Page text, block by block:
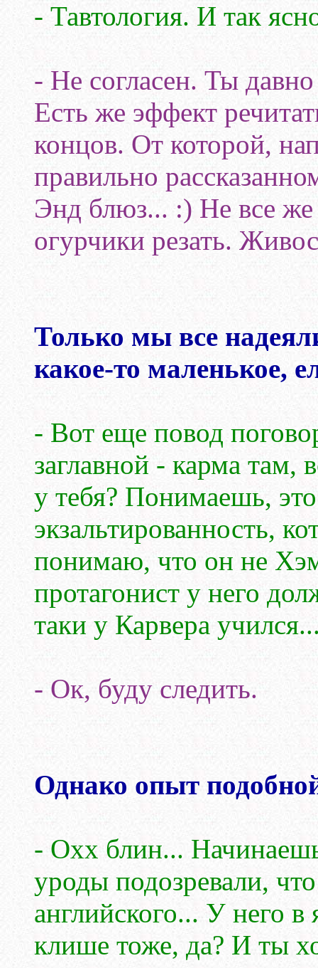
- Тавтология. И так
- Не согласен. Ты
Есть же эффект
концов. От которой,
правильно
Энд блюз... :) Не все же
огурчики резать.
Только мы все
какое-то маленькое,
- Вот еще повод
заглавной - карма там,
у тебя? Понимаешь,
экзальтированность,
понимаю, что он не
протагонист у него
таки у Карвера
- Ок, буду следить.
Однако опыт
- Охх блин...
уроды подозревали,
английского... У него
клише тоже, да? И ты